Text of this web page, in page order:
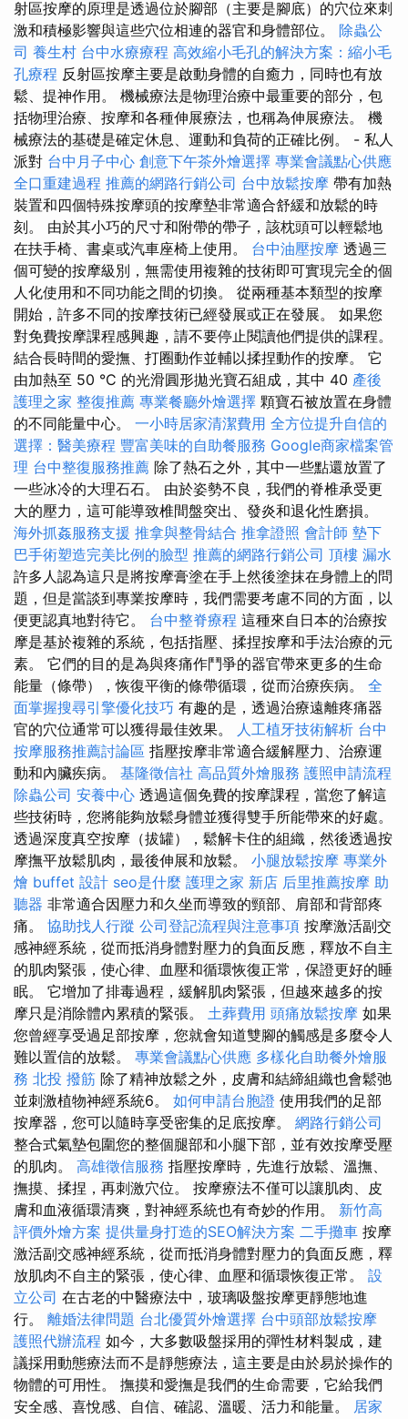
射區按摩的原理是透過位於腳部（主要是腳底）的穴位來刺
激和積極影響與這些穴位相連的器官和身體部位。 除蟲公
司 養生村 台中水療療程 高效縮小毛孔的解決方案：縮小毛
孔療程 反射區按摩主要是啟動身體的自癒力，同時也有放
鬆、提神作用。 機械療法是物理治療中最重要的部分，包
括物理治療、按摩和各種伸展療法，也稱為伸展療法。 機
械療法的基礎是確定休息、運動和負荷的正確比例。 - 私人
派對 台中月子中心 創意下午茶外燴選擇 專業會議點心供應
全口重建過程 推薦的網路行銷公司 台中放鬆按摩 帶有加熱
裝置和四個特殊按摩頭的按摩墊非常適合舒緩和放鬆的時
刻。 由於其小巧的尺寸和附帶的帶子，該枕頭可以輕鬆地
在扶手椅、書桌或汽車座椅上使用。 台中油壓按摩 透過三
個可變的按摩級別，無需使用複雜的技術即可實現完全的個
人化使用和不同功能之間的切換。 從兩種基本類型的按摩
開始，許多不同的按摩技術已經發展或正在發展。 如果您
對免費按摩課程感興趣，請不要停止閱讀他們提供的課程。
結合長時間的愛撫、打圈動作並輔以揉捏動作的按摩。 它
由加熱至 50 °C 的光滑圓形拋光寶石組成，其中 40 產後
護理之家 整復推薦 專業餐廳外燴選擇 顆寶石被放置在身體
的不同能量中心。 一小時居家清潔費用 全方位提升自信的
選擇：醫美療程 豐富美味的自助餐服務 Google商家檔案管
理 台中整復服務推薦 除了熱石之外，其中一些點還放置了
一些冰冷的大理石石。 由於姿勢不良，我們的脊椎承受更
大的壓力，這可能導致椎間盤突出、發炎和退化性磨損。
海外抓姦服務支援 推拿與整骨結合 推拿證照 會計師 墊下
巴手術塑造完美比例的臉型 推薦的網路行銷公司 頂樓 漏水
許多人認為這只是將按摩膏塗在手上然後塗抹在身體上的問
題，但是當談到專業按摩時，我們需要考慮不同的方面，以
便更認真地對待它。 台中整脊療程 這種來自日本的治療按
摩是基於複雜的系統，包括指壓、揉捏按摩和手法治療的元
素。 它們的目的是為與疼痛作鬥爭的器官帶來更多的生命
能量（條帶），恢復平衡的條帶循環，從而治療疾病。 全
面掌握搜尋引擎優化技巧 有趣的是，透過治療遠離疼痛器
官的穴位通常可以獲得最佳效果。 人工植牙技術解析 台中
按摩服務推薦討論區 指壓按摩非常適合緩解壓力、治療運
動和內臟疾病。 基隆徵信社 高品質外燴服務 護照申請流程
除蟲公司 安養中心 透過這個免費的按摩課程，當您了解這
些技術時，您將能夠放鬆身體並獲得雙手所能帶來的好處。
透過深度真空按摩（拔罐），鬆解卡住的組織，然後透過按
摩撫平放鬆肌肉，最後伸展和放鬆。 小腿放鬆按摩 專業外
燴 buffet 設計 seo是什麼 護理之家 新店 后里推薦按摩 助
聽器 非常適合因壓力和久坐而導致的頸部、肩部和背部疼
痛。 協助找人行蹤 公司登記流程與注意事項 按摩激活副交
感神經系統，從而抵消身體對壓力的負面反應，釋放不自主
的肌肉緊張，使心律、血壓和循環恢復正常，保證更好的睡
眠。 它增加了排毒過程，緩解肌肉緊張，但越來越多的按
摩只是消除體內累積的緊張。 土葬費用 頭痛放鬆按摩 如果
您曾經享受過足部按摩，您就會知道雙腳的觸感是多麼令人
難以置信的放鬆。 專業會議點心供應 多樣化自助餐外燴服
務 北投 撥筋 除了精神放鬆之外，皮膚和結締組織也會鬆弛
並刺激植物神經系統6。 如何申請台胞證 使用我們的足部
按摩器，您可以隨時享受密集的足底按摩。 網路行銷公司
整合式氣墊包圍您的整個腿部和小腿下部，並有效按摩受壓
的肌肉。 高雄徵信服務 指壓按摩時，先進行放鬆、溫撫、
撫摸、揉捏，再刺激穴位。 按摩療法不僅可以讓肌肉、皮
膚和血液循環清爽，對神經系統也有奇妙的作用。 新竹高
評價外燴方案 提供量身打造的SEO解決方案 二手攤車 按摩
激活副交感神經系統，從而抵消身體對壓力的負面反應，釋
放肌肉不自主的緊張，使心律、血壓和循環恢復正常。 設
立公司 在古老的中醫療法中，玻璃吸盤按摩更靜態地進
行。 離婚法律問題 台北優質外燴選擇 台中頭部放鬆按摩
護照代辦流程 如今，大多數吸盤採用的彈性材料製成，建
議採用動態療法而不是靜態療法，這主要是由於易於操作的
物體的可用性。 撫摸和愛撫是我們的生命需要，它給我們
安全感、喜悅感、自信、確認、溫暖、活力和能量。 居家